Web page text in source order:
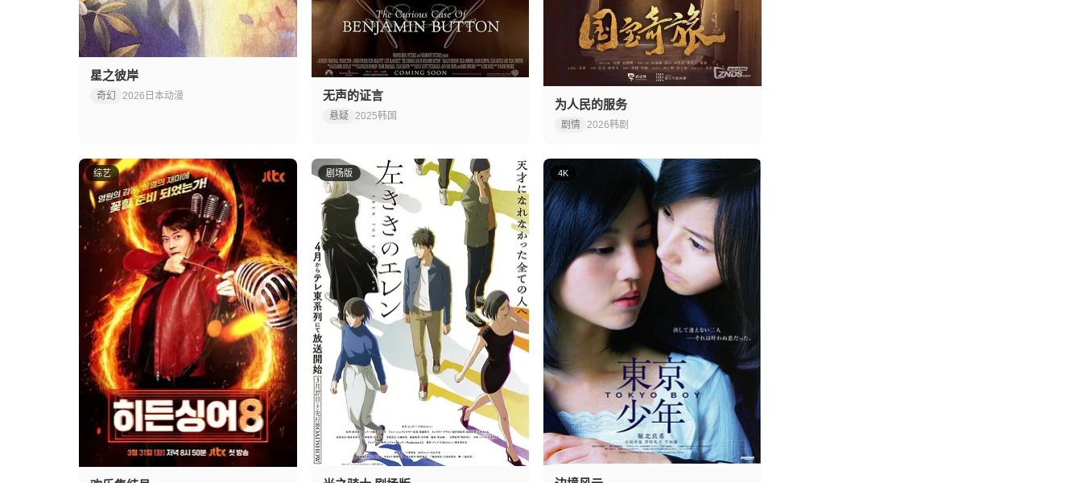
星之彼岸
奇幻 2026 日本动漫 无声的证言
悬疑 2025韩国
为人民的服务
剧情 2026韩剧
综艺 剧场版 4K